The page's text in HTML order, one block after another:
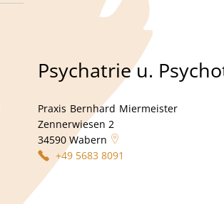
Gemeinschaftspraxis Dr. Detlef Riehl & Nicole
Psychatrie u.
Praxis Bernhard Miermeister
Zennerwiesen 2
34590 Wabern
+49 5683 8091